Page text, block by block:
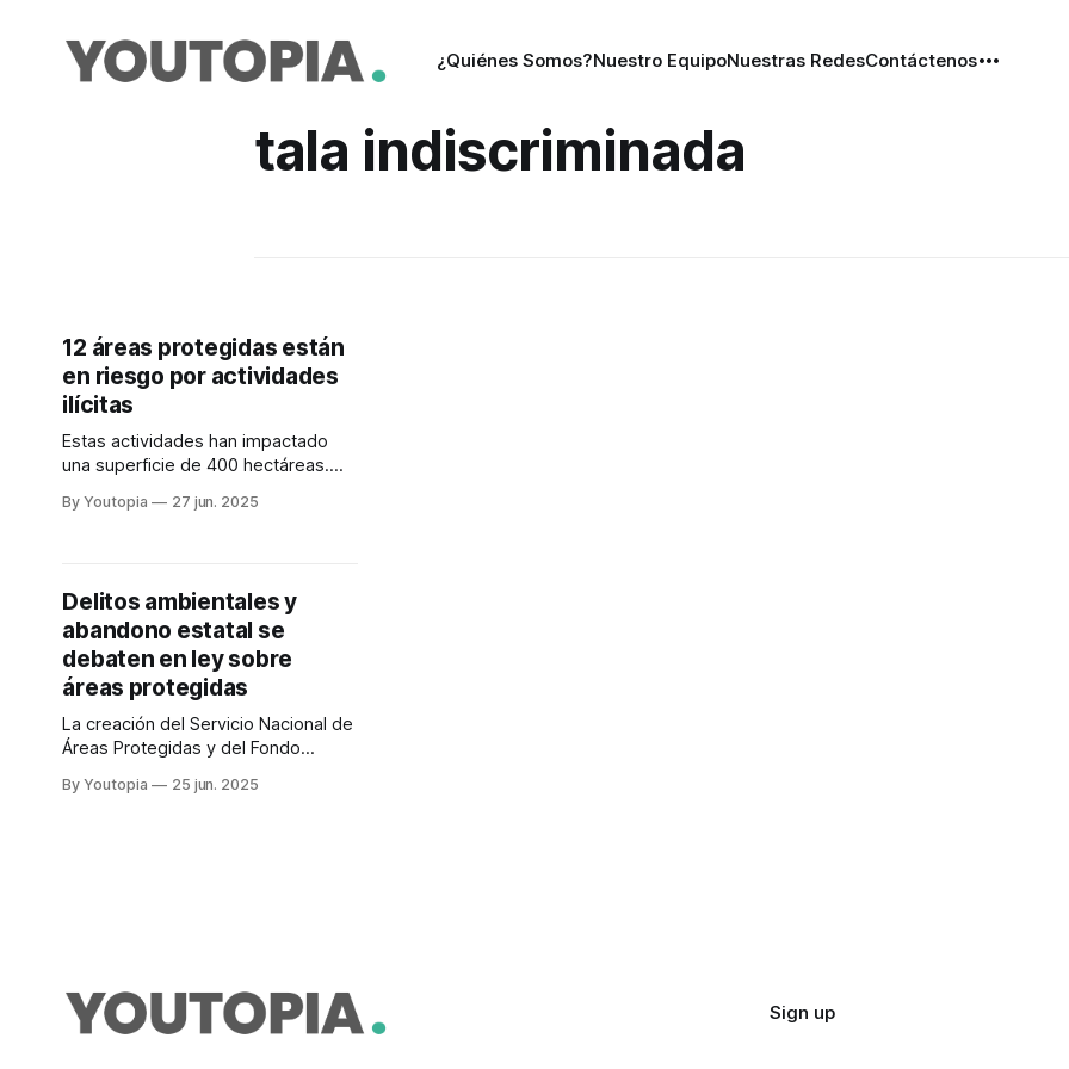
¿Quiénes Somos?Nuestro EquipoNuestras RedesContáctenos
tala indiscriminada
12 áreas protegidas están
en riesgo por actividades
ilícitas
Estas actividades han impactado
una superficie de 400 hectáreas.
deforestación, pesca ilegal y tráfico
By Youtopia 27 jun. 2025
Delitos ambientales y
abandono estatal se
debaten en ley sobre
áreas protegidas
La creación del Servicio Nacional de
Áreas Protegidas y del Fondo
Guardaparques exigen más
By Youtopia 25 jun. 2025
Sign up